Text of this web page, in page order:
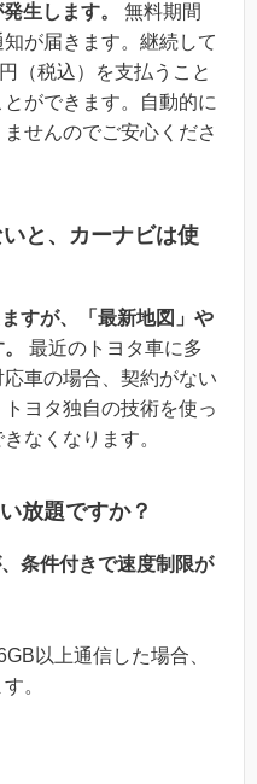
生します。
無料期間
が届きます。継続して
（税込）を支払うこと
ができます。自動的に
せんのでご安心くださ
と、カーナビは使
すが、「最新地図」や
最近のトヨタ車に多
車の場合、契約がない
ヨタ独自の技術を使っ
なくなります。
放題ですか？
条件付きで速度制限が
以上通信した場合、
。